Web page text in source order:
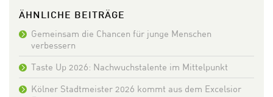
ÄHNLICHE BEITRÄGE
Gemeinsam die Chancen für junge Menschen
verbessern
Taste Up 2026: Nachwuchstalente im Mittelpunkt
Kölner Stadtmeister 2026 kommt aus dem Excelsior